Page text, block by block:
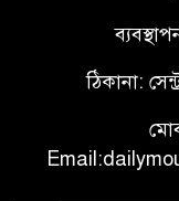
ঠিকানা: